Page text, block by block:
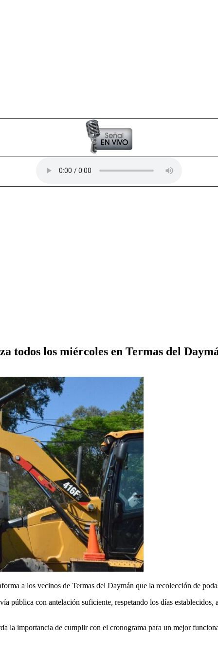
todos los miércoles en Termas del
a los vecinos de Termas del Daymán que la recolección de
pública con antelación suficiente, respetando los días
la importancia de cumplir con el cronograma para un mejor